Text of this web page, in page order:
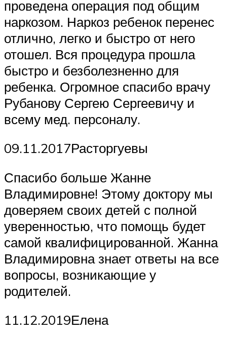
проведена операция под общим
наркозом. Наркоз ребенок перенес
отлично, легко и быстро от него
отошел. Вся процедура прошла
быстро и безболезненно для
ребенка. Огромное спасибо врачу
Рубанову Сергею Сергеевичу и
всему мед. персоналу.
09.11.2017Расторгуевы
Спасибо больше Жанне
Владимировне! Этому доктору мы
доверяем своих детей с полной
уверенностью, что помощь будет
самой квалифицированной. Жанна
Владимировна знает ответы на все
вопросы, возникающие у
родителей.
11.12.2019Елена